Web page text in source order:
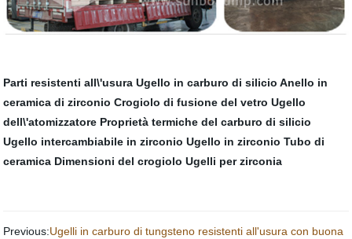
Parti resistenti all\'usura Ugello in carburo di silicio Anello in
ceramica di zirconio Crogiolo di fusione del vetro Ugello
dell\'atomizzatore Proprietà termiche del carburo di silicio
Ugello intercambiabile in zirconio Ugello in zirconio Tubo di
ceramica Dimensioni del crogiolo Ugelli per zirconia
Previous:Ugelli in carburo di tungsteno resistenti all'usura con buona